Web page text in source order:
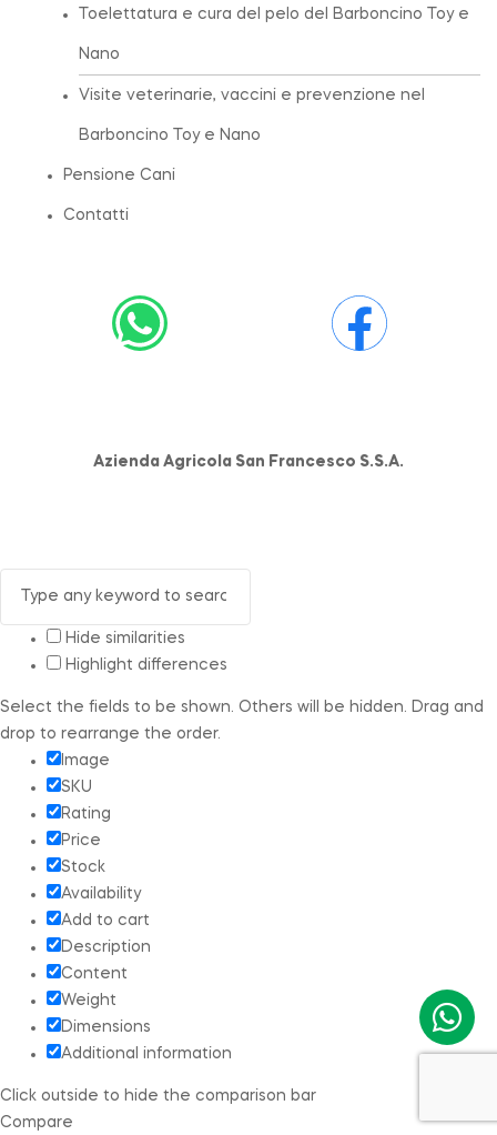
Toelettatura e cura del pelo del Barboncino Toy e
Nano
Visite veterinarie, vaccini e prevenzione nel
Barboncino Toy e Nano
Pensione Cani
Contatti
Azienda Agricola San Francesco S.S.A.
Hide similarities
Highlight differences
Select the fields to be shown. Others will be hidden. Drag and
drop to rearrange the order.
Image
SKU
Rating
Price
Stock
Availability
Add to cart
Description
Content
Weight
Dimensions
Additional information
Click outside to hide the comparison bar
Compare